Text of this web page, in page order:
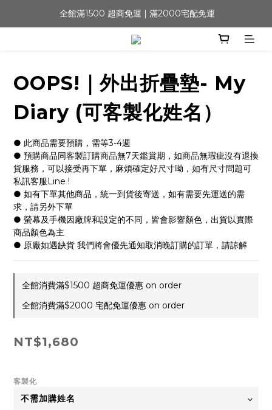
全館滿1500 超商免運 | 滿2000宅配免運
OOPS!｜外出折疊墊- My
Diary (可客製化姓名）
● 此商品需要預購，需等3-4週
● 預購商品同客製訂購商品無7天鑑賞期，如商品無瑕疵沒有退換
貨服務，可以接受再下單，麻煩確定好尺寸呦，如有尺寸問題可
私訊客服Line !
● 如有下單其他商品，統一到貨後寄送，如有需要先運送的需
求，請另外下單
● 螢幕及手機因廠牌和設定的不同，皆會影響顏色，出貨以實際
商品顏色為主
● 原廠如遇缺貨 我們將會優先通知取消晚訂購的訂單，請諒解
全館消費滿$1500 超商免運優惠 on order
全館消費滿$2000 宅配免運優惠 on order
NT$1,680
客製化